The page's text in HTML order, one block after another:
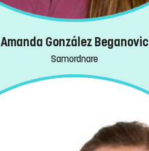
Amanda González Beganovic
Samordnare